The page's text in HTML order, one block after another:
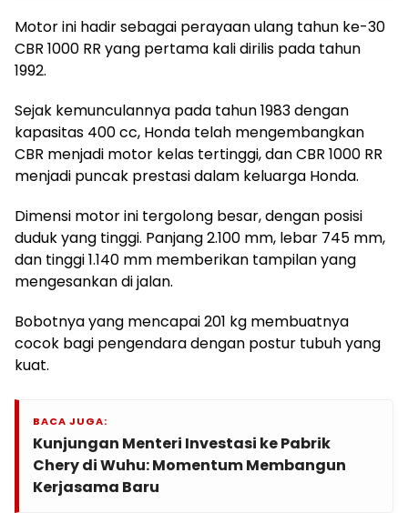
Motor ini hadir sebagai perayaan ulang tahun ke-30
CBR 1000 RR yang pertama kali dirilis pada tahun
1992.
Sejak kemunculannya pada tahun 1983 dengan
kapasitas 400 cc, Honda telah mengembangkan
CBR menjadi motor kelas tertinggi, dan CBR 1000 RR
menjadi puncak prestasi dalam keluarga Honda.
Dimensi motor ini tergolong besar, dengan posisi
duduk yang tinggi. Panjang 2.100 mm, lebar 745 mm,
dan tinggi 1.140 mm memberikan tampilan yang
mengesankan di jalan.
Bobotnya yang mencapai 201 kg membuatnya
cocok bagi pengendara dengan postur tubuh yang
kuat.
BACA JUGA:
Kunjungan Menteri Investasi ke Pabrik
Chery di Wuhu: Momentum Membangun
Kerjasama Baru